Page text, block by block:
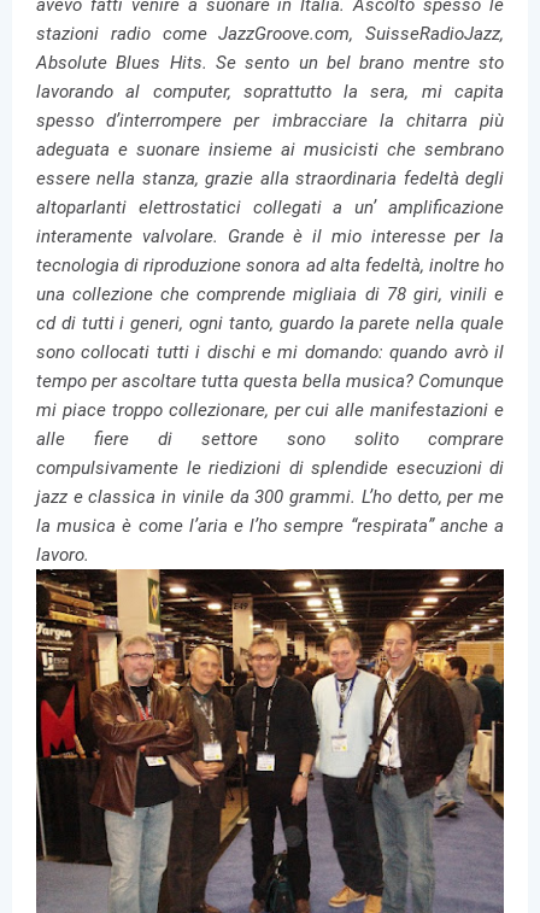
avevo fatti venire a suonare in Italia. Ascolto spesso le
stazioni radio come JazzGroove.com, SuisseRadioJazz,
Absolute Blues Hits. Se sento un bel brano mentre sto
lavorando al computer, soprattutto la sera, mi capita
spesso d’interrompere per imbracciare la chitarra più
adeguata e suonare insieme ai musicisti che sembrano
essere nella stanza, grazie alla straordinaria fedeltà degli
altoparlanti elettrostatici collegati a un’ amplificazione
interamente valvolare. Grande è il mio interesse per la
tecnologia di riproduzione sonora ad alta fedeltà, inoltre ho
una collezione che comprende migliaia di 78 giri, vinili e
cd di tutti i generi, ogni tanto, guardo la parete nella quale
sono collocati tutti i dischi e mi domando: quando avrò il
tempo per ascoltare tutta questa bella musica? Comunque
mi piace troppo collezionare, per cui alle manifestazioni e
alle fiere di settore sono solito comprare
compulsivamente le riedizioni di splendide esecuzioni di
jazz e classica in vinile da 300 grammi. L’ho detto, per me
la musica è come l’aria e l’ho sempre “respirata” anche a
lavoro.